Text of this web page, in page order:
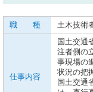
職 種 土木技術
仕事内容
国土交通
注者側の
事現場の
状況の把
国土交通